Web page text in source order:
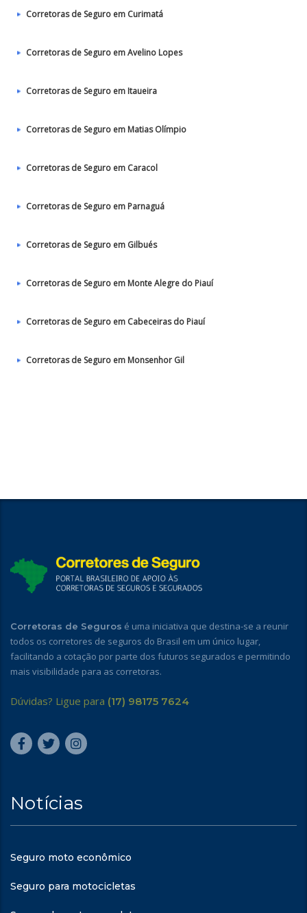
Corretoras de Seguro em Curimatá
Corretoras de Seguro em Avelino Lopes
Corretoras de Seguro em Itaueira
Corretoras de Seguro em Matias Olímpio
Corretoras de Seguro em Caracol
Corretoras de Seguro em Parnaguá
Corretoras de Seguro em Gilbués
Corretoras de Seguro em Monte Alegre do Piauí
Corretoras de Seguro em Cabeceiras do Piauí
Corretoras de Seguro em Monsenhor Gil
Corretoras de Seguros é uma iniciativa que destina-se a reunir
todos os corretores de seguros do Brasil em um único lugar,
facilitando a cotação por parte dos futuros segurados e permitindo
mais visibilidade para as corretoras.
Dúvidas? Ligue para (17) 98175 7624
Notícias
Seguro moto econômico
Seguro para motocicletas